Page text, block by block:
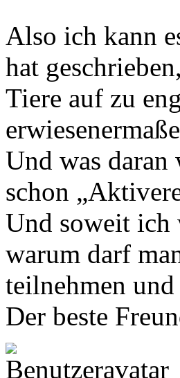
Also ich kann
hat
Tiere auf zu
Und was
schon
Und soweit ich
warum darf
teilnehmen
Der beste